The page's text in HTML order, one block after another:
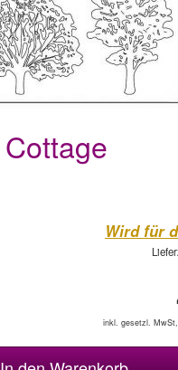
Wird für
inkl. gesetzl.